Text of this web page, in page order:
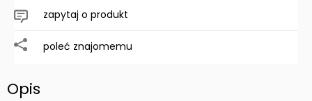
zapytaj o produkt
poleć znajomemu
Opis